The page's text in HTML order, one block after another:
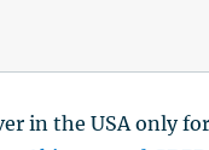
in the USA only